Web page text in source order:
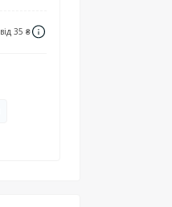
від 35 ₴